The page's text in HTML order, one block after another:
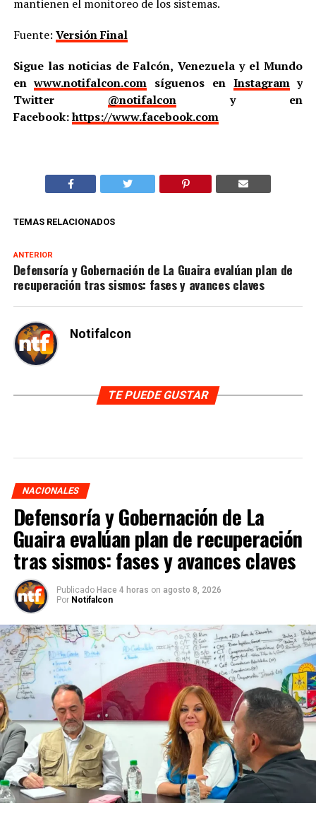
mantienen el monitoreo de los sistemas.
Fuente: Versión Final
Sigue las noticias de Falcón, Venezuela y el Mundo
enwww.notifalcon.com síguenos en Instagramy
Twitter @notifalcony en
Facebook:https://www.facebook.com
TEMAS RELACIONADOS
ANTERIOR
Defensoría y Gobernación de La Guaira evalúan plan de
recuperación tras sismos: fases y avances claves
Notifalcon
TE PUEDE GUSTAR
NACIONALES
Defensoría y Gobernación de La
Guaira evalúan plan de recuperación
tras sismos: fases y avances claves
Publicado Hace 4 horas on agosto 8, 2026
Por Notifalcon